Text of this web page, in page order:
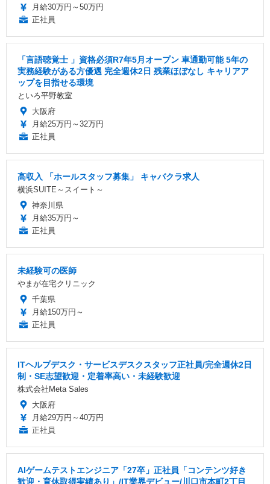
月給30万円～50万円
正社員
「言語聴覚士 」資格必須R7年5月オープン 車通勤可能 5年の
実務経験がある方優遇 完全週休2日 残業ほぼなし キャリアア
ップを目指せる環境
といろ平野教室
大阪府
月給25万円～32万円
正社員
高収入 「ホールスタッフ募集」 キャバクラ求人
横浜SUITE～スイート～
神奈川県
月給35万円～
正社員
未経験可の医師
やまが在宅クリニック
千葉県
月給150万円～
正社員
ITヘルプデスク・サービスデスクスタッフ正社員/完全週休2日
制・SE志望歓迎・定着率高い・未経験歓迎
株式会社Meta Sales
大阪府
月給29万円～40万円
正社員
AIゲームテストエンジニア「27卒」正社員「コンテンツ好き
歓迎・育休取得実績あり」/IT業界デビュー/川口市本町2丁目